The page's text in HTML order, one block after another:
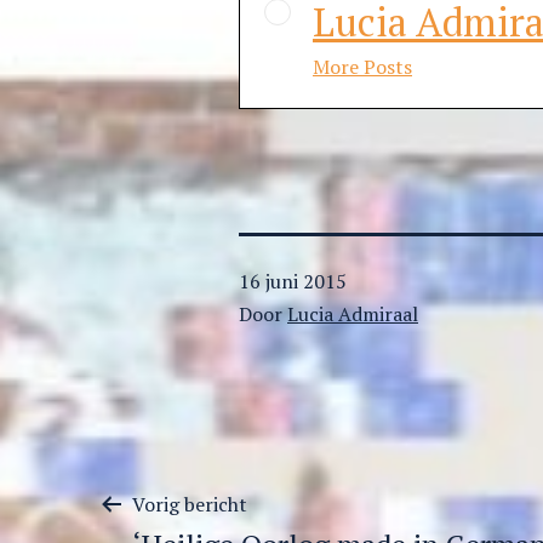
Lucia
More Posts
Gepubliceerd
op
16 juni 2015
DoorLucia Admiraal
Berichtnavigatie
Vorig bericht